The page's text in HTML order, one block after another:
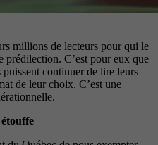
millions de lecteurs pour qui le
prédilection. C’est pour eux que
continuer de lire leurs
de leur choix. C’est une